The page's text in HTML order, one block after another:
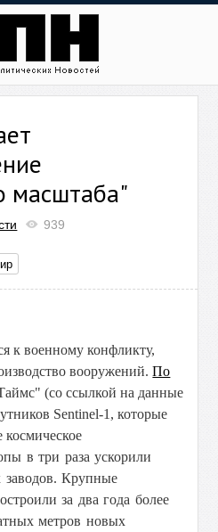
масштаба"
939
к военному конфликту,
вооружений.По
(со ссылкой на данные
Sentinel-1, которые
космическое
в три раза ускорили
Крупные
за два года более
метров новых